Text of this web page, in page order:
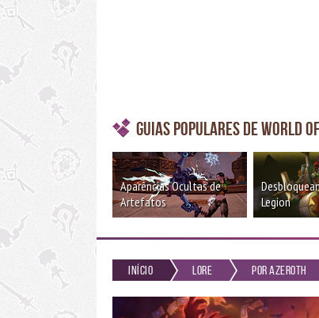
Guias Populares de World
Aparências Ocultas de
Artefatos
Legion
Início Lore Por Azeroth